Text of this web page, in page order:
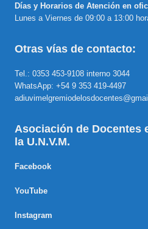
Días y Horarios de Atención en
Lunes a Viernes de 09:00 a 13:00
Otras vías de contacto:
Tel.: 0353 453-9108 interno 3044
WhatsApp: +54 9 353 419-4497
Asociación de Docentes
la U.N.V.M.
Facebook
YouTube
Instagram